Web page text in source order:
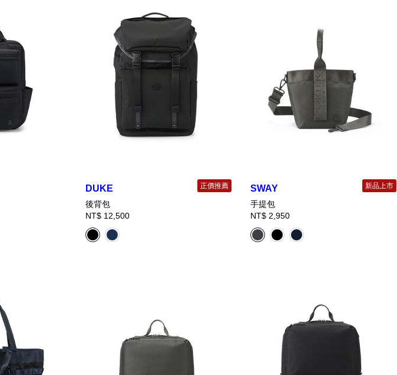
DUKE 正價推薦
後背包
NT$ 12,500
SWAY 新品上市
手提包
NT$ 2,950